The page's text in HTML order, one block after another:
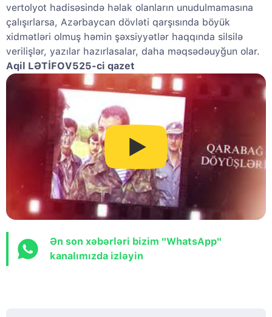
vertolyot hadisəsində həlak olanların unudulmamasına
çalışırlarsa, Azərbaycan dövləti qarşısında böyük
xidmətləri olmuş həmin şəxsiyyətlər haqqında silsilə
verilişlər, yazılar hazırlasalar, daha məqsədəuyğun olar.
Aqil LƏTİFOV525-ci qazet
Ən son xəbərləri bizim "WhatsApp"
kanalımızda izləyin